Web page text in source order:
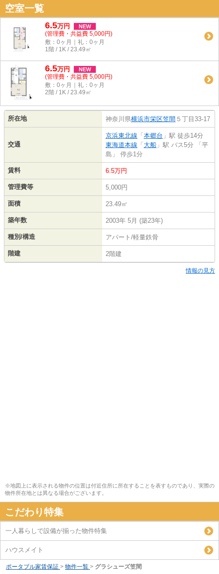
空室一覧
6.5万円 NEW
(管理費・共益費 5,000円)
敷：0ヶ月｜礼：0ヶ月
1階 / 1K / 23.49㎡
6.5万円 NEW
(管理費・共益費 5,000円)
敷：0ヶ月｜礼：0ヶ月
2階 / 1K / 23.49㎡
所在地 神奈川県横浜市栄区笠間 ５丁目33-17
交通
京浜東北線 「 本郷台 」駅 徒歩14分
東海道本線 「 大船 」駅 バス5分 「平
島」 停歩1分
賃料 6.5万円
管理費等 5,000円
面積 23.49㎡
築年数 2003年 5月 (築23年)
種別/構造 アパート/軽量鉄骨
階建 2階建
情報の見方
※地図上に表示される物件の位置は付近住所に所在することを表すものであり、実際の
物件所在地とは異なる場合がございます。
こだわり特集
一人暮らしで設備が揃った物件特集
ハウスメイト
ポータブル家賃保証 > 物件一覧 > グラシューズ笠間